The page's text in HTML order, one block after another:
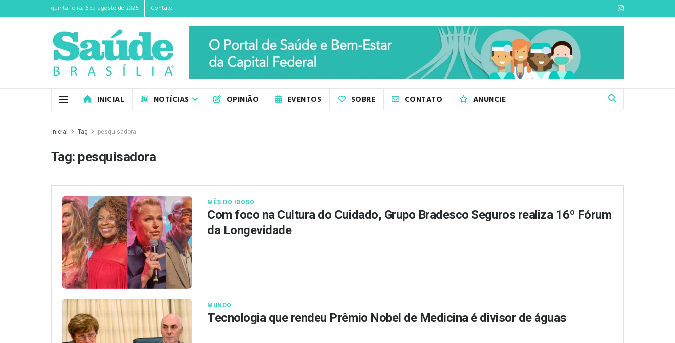
quinta-feira, 6 de agosto de 2026 Contato
INICIAL NOTÍCIAS OPINIÃO EVENTOS SOBRE CONTATO ANUNCIE
Inicial Tag pesquisadora
Tag: pesquisadora
MÊS DO IDOSO
Com foco na Cultura do Cuidado, Grupo Bradesco Seguros realiza 16º Fórum
da Longevidade
MUNDO
Tecnologia que rendeu Prêmio Nobel de Medicina é divisor de águas